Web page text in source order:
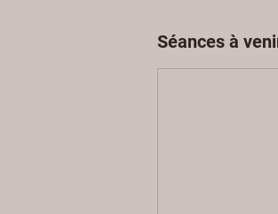
Séances à